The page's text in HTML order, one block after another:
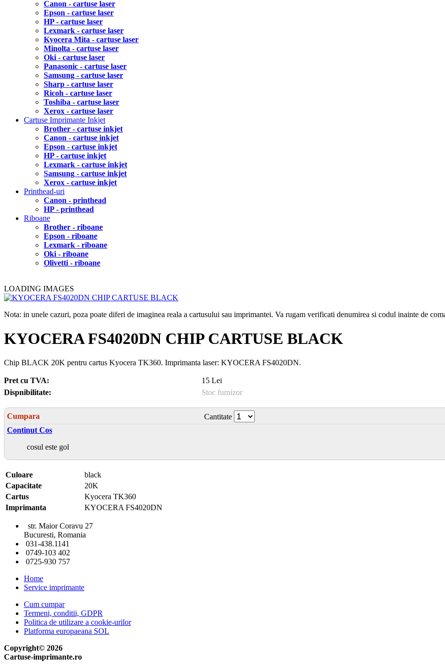
Canon - cartuse laser
Epson - cartuse laser
HP - cartuse laser
Lexmark - cartuse laser
Kyocera Mita - cartuse laser
Minolta - cartuse laser
Oki - cartuse laser
Panasonic - cartuse laser
Samsung - cartuse laser
Sharp - cartuse laser
Ricoh - cartuse laser
Toshiba - cartuse laser
Xerox - cartuse laser
Cartuse Imprimante Inkjet
Brother - cartuse inkjet
Canon - cartuse inkjet
Epson - cartuse inkjet
HP - cartuse inkjet
Lexmark - cartuse inkjet
Samsung - cartuse inkjet
Xerox - cartuse inkjet
Printhead-uri
Canon - printhead
HP - printhead
Riboane
Brother - riboane
Epson - riboane
Lexmark - riboane
Oki - riboane
Olivetti - riboane
LOADING IMAGES
Nota: in unele cazuri, poza poate diferi de imaginea reala a cartusului sau imprimantei. Va rugam verificati denumirea si codul inainte de
KYOCERA FS4020DN CHIP CARTUSE BLACK
Chip BLACK 20K pentru cartus Kyocera TK360. Imprimanta laser: KYOCERA FS4020DN.
Pret cu TVA:
15 Lei
Dispnibilitate:
Stoc furnizor
Cumpara
Cantitate
Continut Cos
cosul este gol
Culoare
black
Capacitate
20K
Cartus
Kyocera TK360
Imprimanta
KYOCERA FS4020DN
str. Maior Coravu 27
Bucuresti, Romania
031-438.1141
0749-103 402
0725-930 757
Home
Service imprimante
Cum cumpar
Termeni, conditii, GDPR
Politica de utilizare a cookie-urilor
Platforma europaeana SOL
Copyright© 2026
Cartuse-imprimante.ro